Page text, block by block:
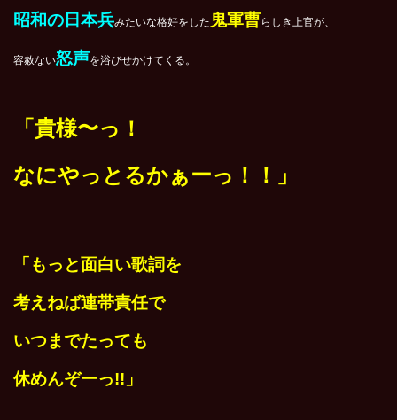
昭和の日本兵みたいな格好をした 鬼軍曹らしき上官が、
容赦ない怒声を浴びせかけてくる。
「貴様〜っ！
なにやっとるかぁーっ！！」
「もっと面白い歌詞を
考えねば連帯責任で
いつまでたっても
休めんぞーっ!!」